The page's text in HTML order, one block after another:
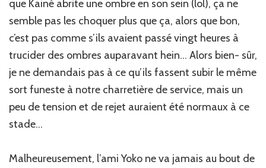
que Kainé abrite une ombre en son sein (lol), ça ne
semble pas les choquer plus que ça, alors que bon,
c’est pas comme s’ils avaient passé vingt heures à
trucider des ombres auparavant hein… Alors bien- sûr,
je ne demandais pas à ce qu’ils fassent subir le même
sort funeste à notre charretière de service, mais un
peu de tension et de rejet auraient été normaux à ce
stade…
Malheureusement, l’ami Yoko ne va jamais au bout de